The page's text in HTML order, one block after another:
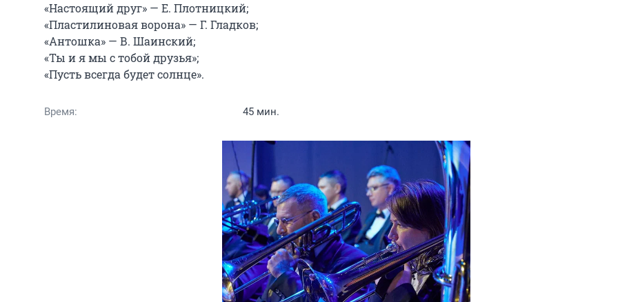
«Настоящий друг» — Е. Плотницкий;
«Пластилиновая ворона» — Г. Гладков;
«Антошка» — В. Шаинский;
«Ты и я мы с тобой друзья»;
«Пусть всегда будет солнце».
Время: 45 мин.